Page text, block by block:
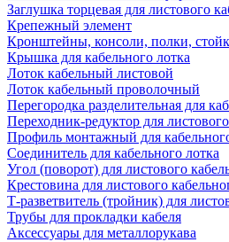
Заглушка торцевая для листового
Крепежный элемент
Кронштейны, консоли, полки,
Крышка для кабельного лотка
Лоток кабельный листовой
Лоток кабельный проволочный
Перегородка разделительная для
Переходник-редуктор для
Профиль монтажный для
Соединитель для кабельного лотка
Угол (поворот) для листового
Крестовина для листового
Т-разветвитель (тройник) для
Трубы для прокладки кабеля
Аксессуары для металлорукава